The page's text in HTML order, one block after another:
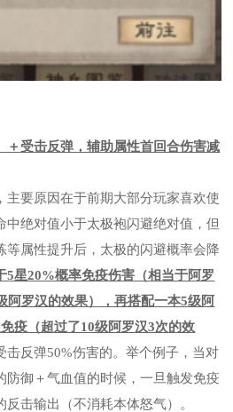
＋受击反弹，辅助属性首回合伤害减
主要原因在于前期大部分玩家喜欢使
中绝对值小于太极袍闪避绝对值，但
等属性提升后，太极的闪避概率会降
5星20%概率免疫伤害（相当于阿罗
阿罗汉的效果），再搭配一本5级阿
疫（超过了10级阿罗汉3次的效
击反弹50%伤害的。举个例子，当对
防御＋气血值的时候，一旦触发免疫
击输出（不消耗本体怒气）。